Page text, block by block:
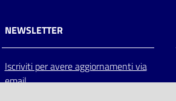
NEWSLETTER
Iscriviti per avere aggiornamenti via
email